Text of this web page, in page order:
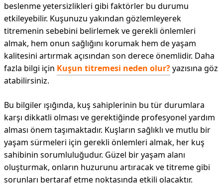
beslenme yetersizlikleri gibi faktörler bu durumu
etkileyebilir. Kuşunuzu yakından gözlemleyerek
titremenin sebebini belirlemek ve gerekli önlemleri
almak, hem onun sağlığını korumak hem de yaşam
kalitesini artırmak açısından son derece önemlidir. Daha
fazla bilgi için Kuşun titremesi neden olur?yazısına göz
atabilirsiniz.
Bu bilgiler ışığında, kuş sahiplerinin bu tür durumlara
karşı dikkatli olması ve gerektiğinde profesyonel yardım
alması önem taşımaktadır. Kuşların sağlıklı ve mutlu bir
yaşam sürmeleri için gerekli önlemleri almak, her kuş
sahibinin sorumluluğudur. Güzel bir yaşam alanı
oluşturmak, onların huzurunu artıracak ve titreme gibi
sorunları bertaraf etme noktasında etkili olacaktır.